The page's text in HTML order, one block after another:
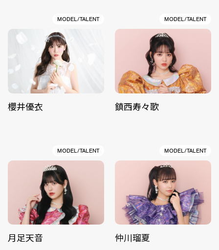
MODEL/TALENT
櫻井優衣
MODEL/TALENT
鎮西寿々歌
MODEL/TALENT
月足天音
MODEL/TALENT
仲川瑠夏